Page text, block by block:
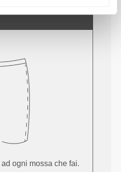
ogni mossa che fai.